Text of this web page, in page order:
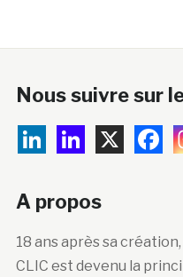
Nous suivre sur
A propos
18 ans après sa
CLIC est devenu la